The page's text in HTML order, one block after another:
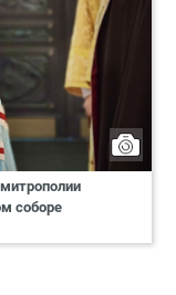
соборе